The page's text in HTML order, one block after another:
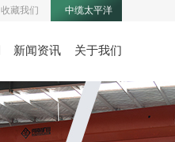
收藏我们 中缆太平洋
新闻资讯 关于我们